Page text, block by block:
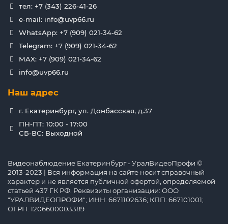
тел: +7 (343) 226-41-26
e-mail: info@uvp66.ru
WhatsApp: +7 (909) 021-34-62
Telegram: +7 (909) 021-34-62
MAX: +7 (909) 021-34-62
info@uvp66.ru
Наш адрес
г. Екатеринбург, ул. Донбасская, д.37
ПН-ПТ: 10:00 - 17:00
СБ-ВС: Выходной
Видеонаблюдение Екатеринбург - УралВидеоПрофи ©
2013-2023 | Вся информация на сайте носит справочный
характер и не является публичной офертой, определяемой
статьей 437 ГК РФ. Реквизиты организации: ООО
"УРАЛВИДЕОПРОФИ"; ИНН: 6671102636; КПП: 667101001;
ОГРН: 1206600003389